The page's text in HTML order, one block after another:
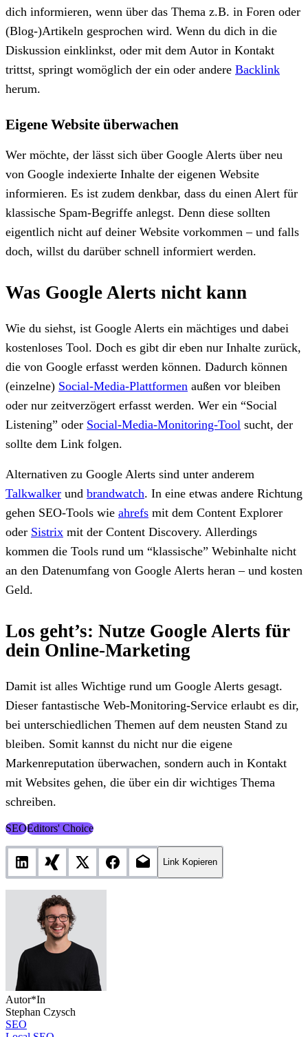
dich informieren, wenn über das Thema z.B. in Foren oder
(Blog-)Artikeln gesprochen wird. Wenn du dich in die
Diskussion einklinkst, oder mit dem Autor in Kontakt
trittst, springt womöglich der ein oder andere Backlink
herum.
Eigene Website überwachen
Wer möchte, der lässt sich über Google Alerts über neu
von Google indexierte Inhalte der eigenen Website
informieren. Es ist zudem denkbar, dass du einen Alert für
klassische Spam-Begriffe anlegst. Denn diese sollten
eigentlich nicht auf deiner Website vorkommen – und falls
doch, willst du darüber schnell informiert werden.
Was Google Alerts nicht kann
Wie du siehst, ist Google Alerts ein mächtiges und dabei
kostenloses Tool. Doch es gibt dir eben nur Inhalte zurück,
die von Google erfasst werden können. Dadurch können
(einzelne) Social-Media-Plattformen außen vor bleiben
oder nur zeitverzögert erfasst werden. Wer ein “Social
Listening” oder Social-Media-Monitoring-Tool sucht, der
sollte dem Link folgen.
Alternativen zu Google Alerts sind unter anderem
Talkwalker und brandwatch. In eine etwas andere Richtung
gehen SEO-Tools wie ahrefs mit dem Content Explorer
oder Sistrix mit der Content Discovery. Allerdings
kommen die Tools rund um “klassische” Webinhalte nicht
an den Datenumfang von Google Alerts heran – und kosten
Geld.
Los geht’s: Nutze Google Alerts für
dein Online-Marketing
Damit ist alles Wichtige rund um Google Alerts gesagt.
Dieser fantastische Web-Monitoring-Service erlaubt es dir,
bei unterschiedlichen Themen auf dem neusten Stand zu
bleiben. Somit kannst du nicht nur die eigene
Markenreputation überwachen, sondern auch in Kontakt
mit Websites gehen, die über ein dir wichtiges Thema
schreiben.
SEOEditors' Choice
Link Kopieren
Autor*In
Stephan Czysch
SEO